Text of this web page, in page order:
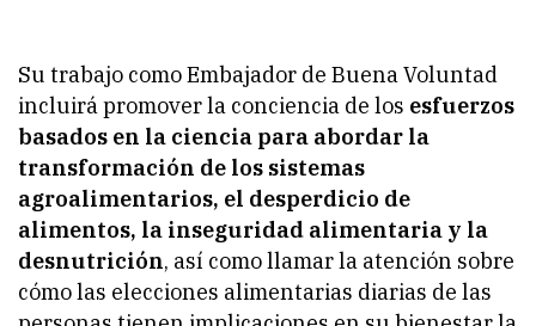
Su trabajo como Embajador de Buena Voluntad
incluirá promover la conciencia de los esfuerzos
basados en la ciencia para abordar la
transformación de los sistemas
agroalimentarios, el desperdicio de
alimentos, la inseguridad alimentaria y la
desnutrición, así como llamar la atención sobre
cómo las elecciones alimentarias diarias de las